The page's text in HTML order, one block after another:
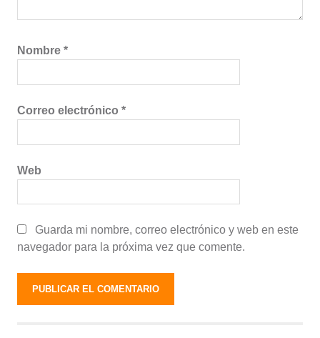
Nombre *
Correo electrónico *
Web
Guarda mi nombre, correo electrónico y web en este
navegador para la próxima vez que comente.